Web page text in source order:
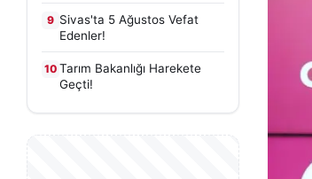
9 Sivas'ta 5 Ağustos Vefat
Edenler!
10 Tarım Bakanlığı Harekete
Geçti!